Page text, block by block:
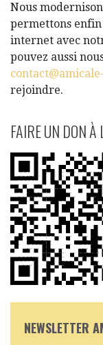
Nous
permettons
internet avec
pouvez aussi
rejoindre.
FAIRE UN DON À
NEWSLETTER